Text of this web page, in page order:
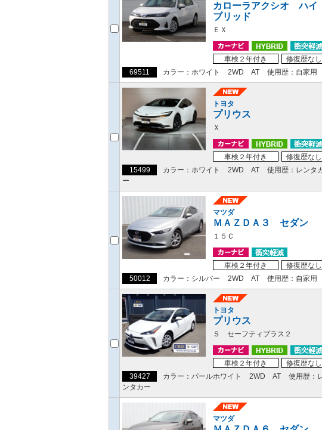
カローラアクシオ ハイ
ブリッド
ＥＸ
車検２年付き
修復歴なし
69511
カラー：ホワイト 2WD AT 使用歴：自家用
トヨタ
プリウス
Ｘ
車検２年付き
修復歴なし
15499
カラー：ホワイト 2WD AT
使用歴：レンタ
ー
マツダ
ＭＡＺＤＡ３ セダン
１５Ｃ
車検２年付き
修復歴なし
50012
カラー：シルバー 2WD AT 使用歴：自家用
トヨタ
プリウス
Ｓ セーフティプラス２
車検２年付き
修復歴なし
39427
カラー：パールホワイト 2WD AT
使用歴：
ンタカー
マツダ